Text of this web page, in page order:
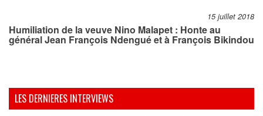
15 juillet 2018
Humiliation de la veuve Nino Malapet : Honte au
général Jean François Ndengué et à François Bikindou
LES DERNIERES INTERVIEWS